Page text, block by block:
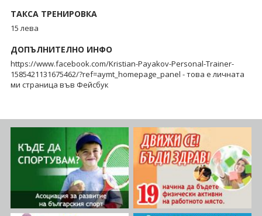
ТАКСА ТРЕНИРОВКА
15 лева
ДОПЪЛНИТЕЛНО ИНФО
https://www.facebook.com/Kristian-Payakov-Personal-Trainer-
1585421131675462/?ref=aymt_homepage_panel - това е личната
ми страница във Фейсбук